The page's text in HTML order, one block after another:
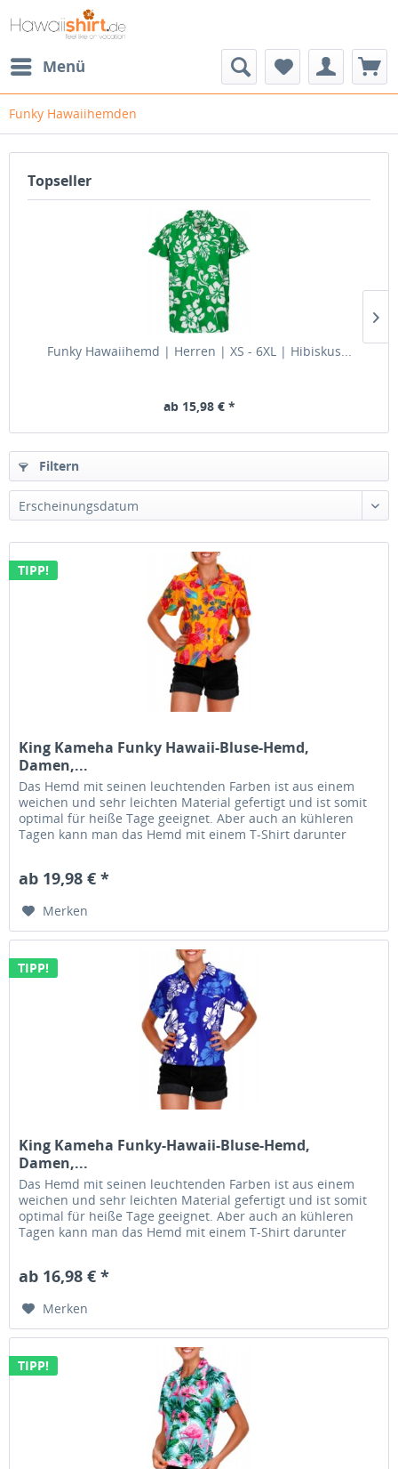
Menü
Funky Hawaiihemden
Topseller
Funky Hawaiihemd | Herren | XS - 6XL | Hibiskus...
ab 15,98 € *
Filtern
Erscheinungsdatum
TIPP!
King Kameha Funky Hawaii-Bluse-Hemd,
Damen,...
Das Hemd mit seinen leuchtenden Farben ist aus einem
weichen und sehr leichten Material gefertigt und ist somit
optimal für heiße Tage geeignet. Aber auch an kühleren
Tagen kann man das Hemd mit einem T-Shirt darunter
ab 19,98 € *
Merken
TIPP!
King Kameha Funky-Hawaii-Bluse-Hemd,
Damen,...
Das Hemd mit seinen leuchtenden Farben ist aus einem
weichen und sehr leichten Material gefertigt und ist somit
optimal für heiße Tage geeignet. Aber auch an kühleren
Tagen kann man das Hemd mit einem T-Shirt darunter
ab 16,98 € *
Merken
TIPP!